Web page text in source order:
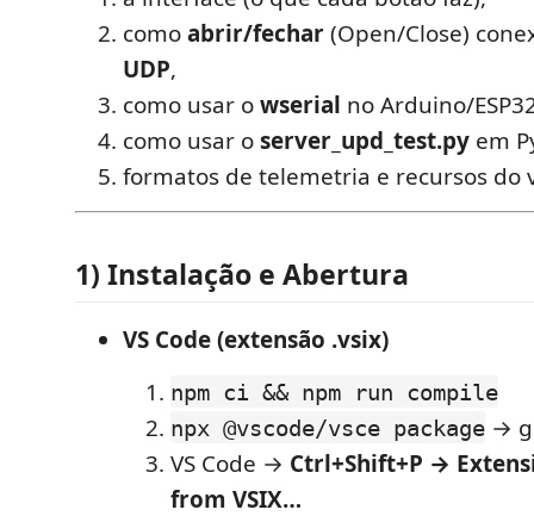
comoabrir/fechar(Open/Close)
UDP,
como usar owserial no Arduino/
como usar oserver_upd_test.py em
formatos de telemetria e recursos do
1) Instalação e Abertura
VS Code (extensão .vsix)
npm ci && npm run compile
npx @vscode/vsce package →
VS Code → Ctrl+Shift+P →
from VSIX…